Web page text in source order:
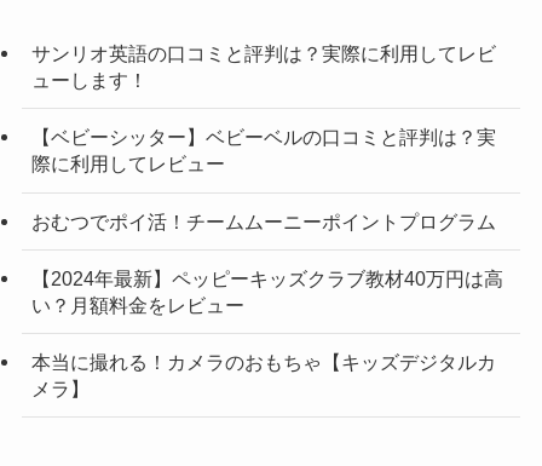
サンリオ英語の口コミと評判は？実際に利用してレビ
ューします！
【ベビーシッター】ベビーベルの口コミと評判は？実
際に利用してレビュー
おむつでポイ活！チームムーニーポイントプログラム
【2024年最新】ペッピーキッズクラブ教材40万円は高
い？月額料金をレビュー
本当に撮れる！カメラのおもちゃ【キッズデジタルカ
メラ】